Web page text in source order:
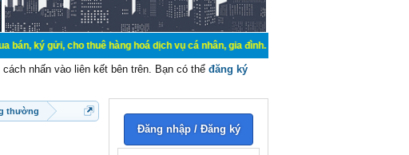
thuê hàng hoá dịch vụ cá nhân, gia đình. Mua bán, ký gửi, cho thuê thiết bị hệ
cách nhấn vào liên kết bên trên. Bạn có thể đăng ký
thường
Đăng nhập / Đăng ký